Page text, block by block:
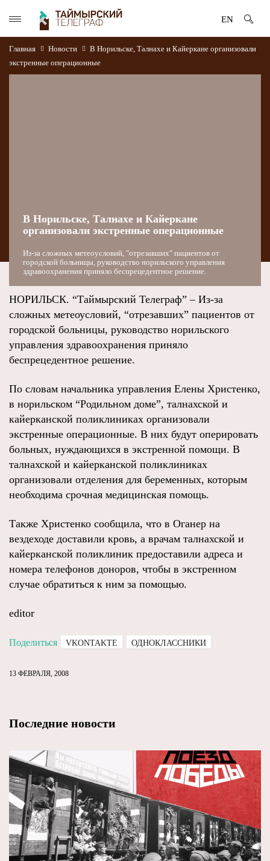
EN
Главная Новости
В Норильске, Талнахе и Кайеркане организовали
экстренные операционные
В Норильске, Талнахе и Кайеркане
организовали экстренные операционные
Из-за сложных метеоусловий, "отрезавших" пациентов от
городской больницы, руководство норильского управления
здравоохранения приняло беспрецедентное решение.
НОРИЛЬСК. “Таймырский Телеграф” – Из-за
сложных метеоусловий, “отрезавших” пациентов от
городской больницы, руководство норильского
управления здравоохранения приняло
беспрецедентное решение.
По словам начальника управления Елены Христенко,
в норильском “Родильном доме”, талнахской и
кайерканской поликлиниках организовали
экстренные операционные. В них будут оперировать
больных, нуждающихся в экстренной помощи. В
талнахской и кайерканской поликлиниках
организовали отделения для беременных, которым
необходима срочная медицинская помощь.
Также Христенко сообщила, что в Оганер на
вездеходе доставили кровь, а врачам талнахской и
кайерканской поликлиник предоставили адреса и
номера телефонов доноров, чтобы в экстренном
случае обратиться к ним за помощью.
editor
Поделиться VKONTAKTE ОДНОКЛАССНИКИ
13 ФЕВРАЛЯ, 2008
Последние новости